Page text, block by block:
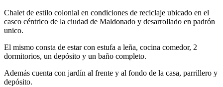
Chalet de estilo colonial en condiciones de reciclaje ubicado en el
casco céntrico de la ciudad de Maldonado y desarrollado en padrón
unico.
El mismo consta de estar con estufa a leña, cocina comedor, 2
dormitorios, un depósito y un baño completo.
Además cuenta con jardín al frente y al fondo de la casa, parrillero y
depósito.